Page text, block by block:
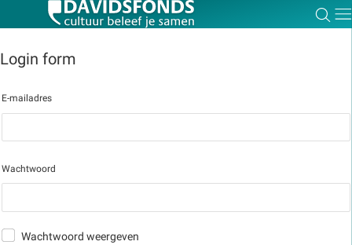
Login form
E-mailadres
Wachtwoord
Wachtwoord weergeven
Zoek:
Zoeken